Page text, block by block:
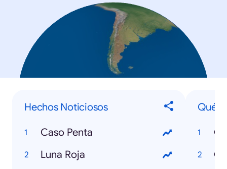
Hechos Noticiosos
Caso Penta
Luna Roja
Qué...